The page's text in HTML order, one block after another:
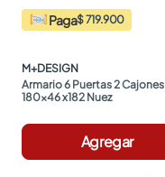
Paga$ 719.900
M+DESIGN
Armario 6 Puertas 2 Cajones
180x46 x182 Nuez
Agregar